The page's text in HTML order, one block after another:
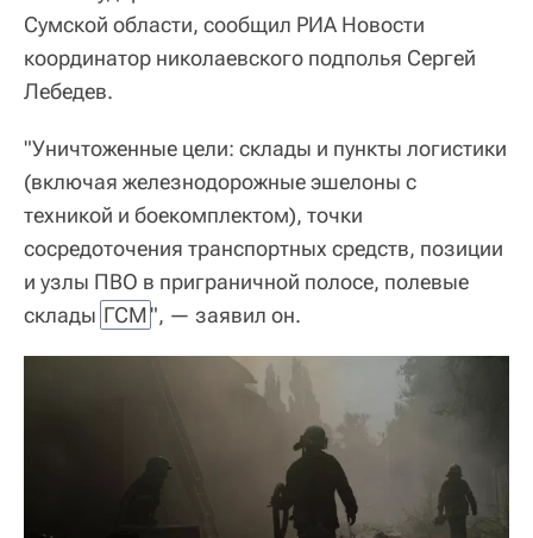
Сумской области, сообщил РИА Новости
координатор николаевского подполья Сергей
Лебедев.
"Уничтоженные цели: склады и пункты логистики
(включая железнодорожные эшелоны с
техникой и боекомплектом), точки
сосредоточения транспортных средств, позиции
и узлы ПВО в приграничной полосе, полевые
склады ГСМ", — заявил он.